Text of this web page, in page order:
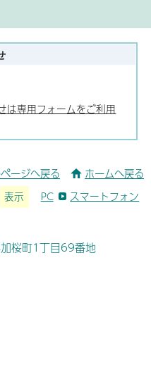
は専用フォームをご利用
ージへ戻る ホームへ戻る
表示 PC スマートフォン
桜町1丁目69番地